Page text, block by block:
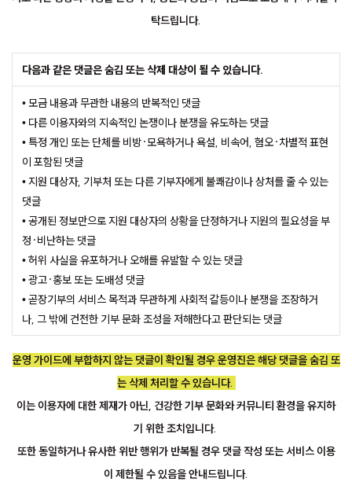
탁드립니다.
다음과 같은 댓글은 숨김 또는 삭제 대상이 될 수 있습니다.
• 모금 내용과 무관한 내용의 반복적인 댓글
• 다른 이용자와의 지속적인 논쟁이나 분쟁을 유도하는 댓글
• 특정 개인 또는 단체를 비방·모욕하거나 욕설, 비속어, 혐오·차별적 표현
이 포함된 댓글
• 지원 대상자, 기부처 또는 다른 기부자에게 불쾌감이나 상처를 줄 수 있는
댓글
• 공개된 정보만으로 지원 대상자의 상황을 단정하거나 지원의 필요성을 부
정·비난하는 댓글
• 허위 사실을 유포하거나 오해를 유발할 수 있는 댓글
• 광고·홍보 또는 도배성 댓글
• 곧장기부의 서비스 목적과 무관하게 사회적 갈등이나 분쟁을 조장하거
나, 그 밖에 건전한 기부 문화 조성을 저해한다고 판단되는 댓글
운영 가이드에 부합하지 않는 댓글이 확인될 경우 운영진은 해당 댓글을 숨김 또
는 삭제 처리할 수 있습니다.
이는 이용자에 대한 제재가 아닌, 건강한 기부 문화와 커뮤니티 환경을 유지하
기 위한 조치입니다.
또한 동일하거나 유사한 위반 행위가 반복될 경우 댓글 작성 또는 서비스 이용
이 제한될 수 있음을 안내드립니다.